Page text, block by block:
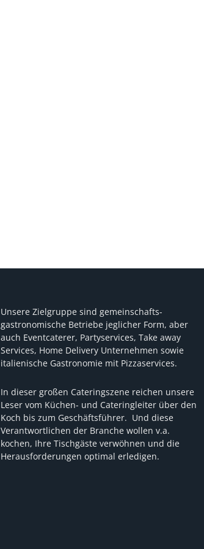
Unsere Zielgruppe sind gemeinschafts-
gastronomische Betriebe jeglicher Form, aber
auch Eventcaterer, Partyservices, Take away
Services, Home Delivery Unternehmen sowie
italienische Gastronomie mit Pizzaservices.
In dieser großen Cateringszene reichen unsere
Leser vom Küchen- und Cateringleiter über den
Koch bis zum Geschäftsführer. Und diese
Verantwortlichen der Branche wollen v.a.
kochen, Ihre Tischgäste verwöhnen und die
Herausforderungen optimal erledigen.